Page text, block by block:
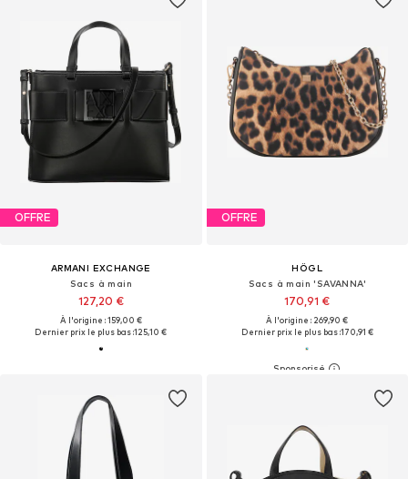
OFFRE
ARMANI EXCHANGE
Sacs à main
127,20 €
À l'origine : 159,00 €
Dernier prix le plus bas :125,10 €
OFFRE
HÖGL
Sacs à main 'SAVANNA'
170,91 €
À l'origine : 269,90 €
Dernier prix le plus bas :170,91 €